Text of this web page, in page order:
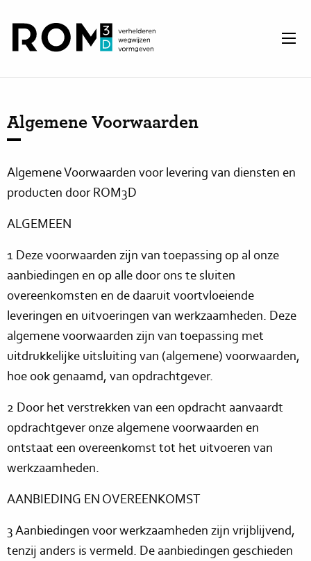
Algemene Voorwaarden
Algemene Voorwaarden voor levering van diensten en
producten door ROM3D
ALGEMEEN
1 Deze voorwaarden zijn van toepassing op al onze
aanbiedingen en op alle door ons te sluiten
overeenkomsten en de daaruit voortvloeiende
leveringen en uitvoeringen van werkzaamheden. Deze
algemene voorwaarden zijn van toepassing met
uitdrukkelijke uitsluiting van (algemene) voorwaarden,
hoe ook genaamd, van opdrachtgever.
2 Door het verstrekken van een opdracht aanvaardt
opdrachtgever onze algemene voorwaarden en
ontstaat een overeenkomst tot het uitvoeren van
werkzaamheden.
AANBIEDING EN OVEREENKOMST
3 Aanbiedingen voor werkzaamheden zijn vrijblijvend,
tenzij anders is vermeld. De aanbiedingen geschieden